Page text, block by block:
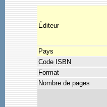
Éditeur
Pays
Code ISBN
Format
Nombre de pages